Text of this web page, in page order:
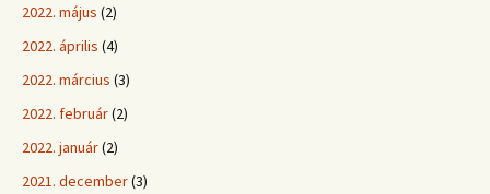
2022. május (2)
2022. április (4)
2022. március (3)
2022. február(2)
2022. január(2)
2021. december(3)